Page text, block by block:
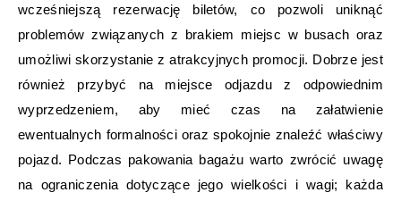
wcześniejszą rezerwację biletów, co pozwoli uniknąć
problemów związanych z brakiem miejsc w busach oraz
umożliwi skorzystanie z atrakcyjnych promocji. Dobrze jest
również przybyć na miejsce odjazdu z odpowiednim
wyprzedzeniem, aby mieć czas na załatwienie
ewentualnych formalności oraz spokojnie znaleźć właściwy
pojazd. Podczas pakowania bagażu warto zwrócić uwagę
na ograniczenia dotyczące jego wielkości i wagi; każda